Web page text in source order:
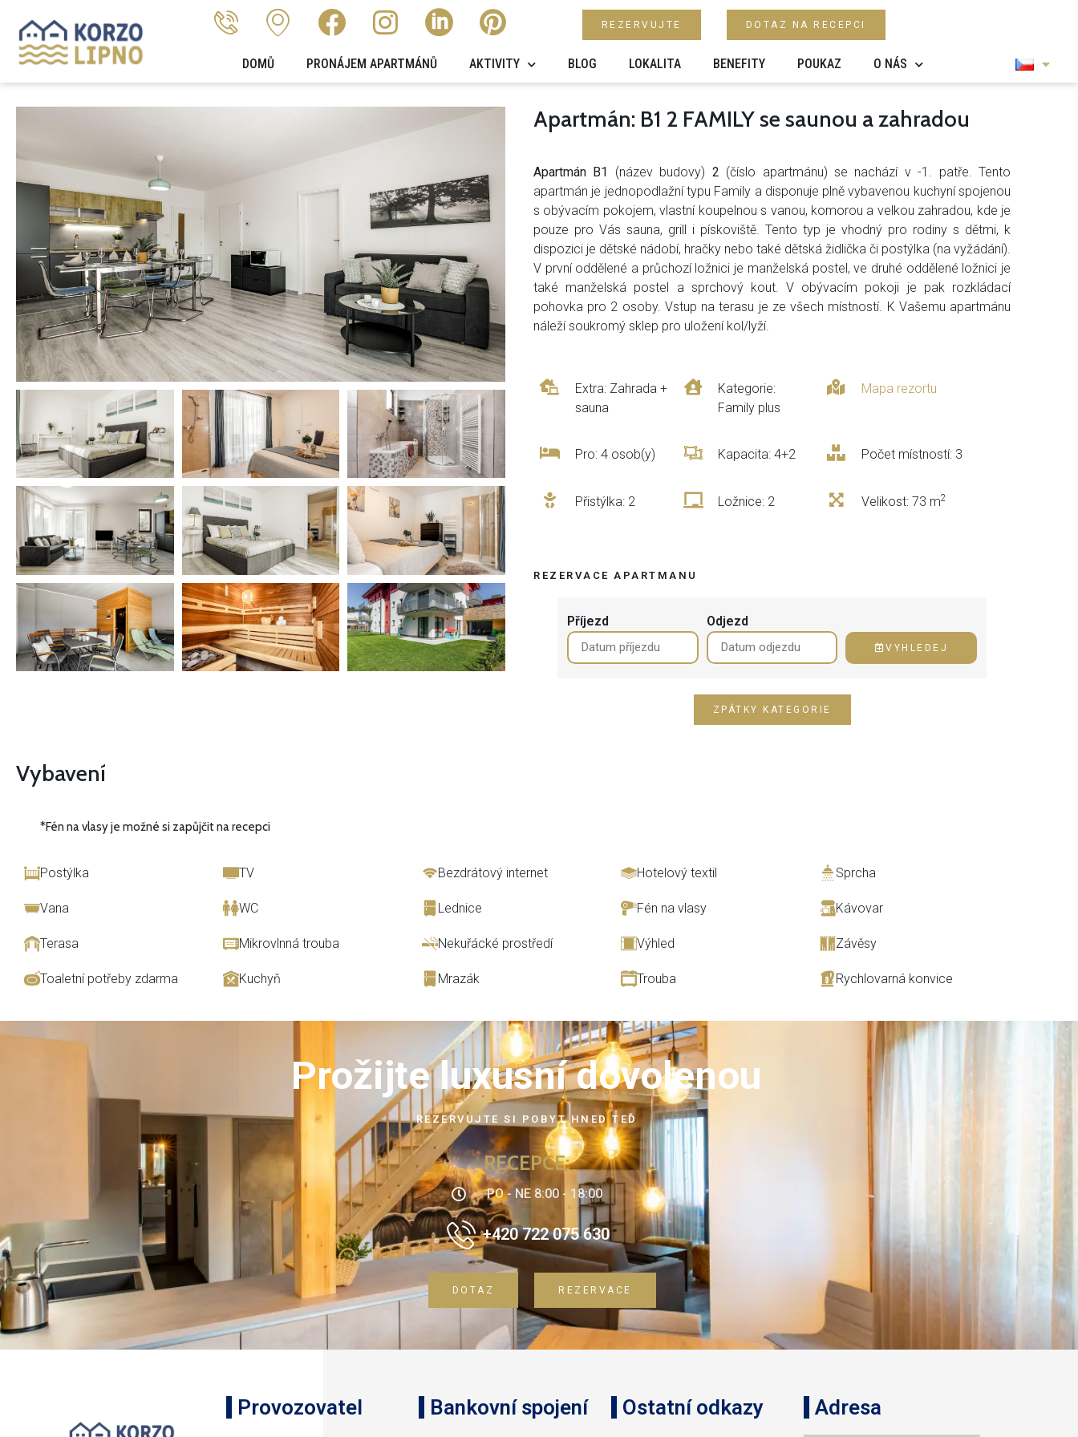
REZERVUJTE DOTAZ NA RECEPCI
DOMŮ PRONÁJEM APARTMÁNŮ AKTIVITY BLOG LOKALITA BENEFITY POUKAZ O NÁS
Apartmán: B1 2 FAMILY se saunou a zahradou
Apartmán B1 (název budovy) 2 (číslo apartmánu) se nachází v -1. patře. Tento
apartmán je jednopodlažní typu Family a disponuje plně vybavenou kuchyní spojenou
s obývacím pokojem, vlastní koupelnou s vanou, komorou a velkou zahradou, kde je
pouze pro Vás sauna, grill i pískoviště. Tento typ je vhodný pro rodiny s dětmi, k
dispozici je dětské nádobí, hračky nebo také dětská židlička či postýlka (na vyžádání).
V první oddělené a průchozí ložnici je manželská postel, ve druhé oddělené ložnici je
také manželská postel a sprchový kout. V obývacím pokoji je pak rozkládací
pohovka pro 2 osoby. Vstup na terasu je ze všech místností. K Vašemu apartmánu
náleží soukromý sklep pro uložení kol/lyží.
Extra: Zahrada +
sauna
Kategorie:
Family plus
Mapa rezortu
Pro: 4 osob(y) Kapacita: 4+2 Počet místností: 3
Přistýlka: 2 Ložnice: 2 Velikost: 73 m2
REZERVACE APARTMANU
Příjezd Odjezd
VYHLEDEJ
ZPÁTKY KATEGORIE
Vybavení
*Fén na vlasy je možné si zapůjčit na recepci
Postýlka TV Bezdrátový internet Hotelový textil Sprcha
Vana WC Lednice Fén na vlasy Kávovar
Terasa Mikrovlnná trouba Nekuřácké prostředí Výhled Závěsy
Toaletní potřeby zdarma Kuchyň Mrazák Trouba Rychlovarná konvice
Prožijte luxusní dovolenou
REZERVUJTE SI POBYT HNED TEĎ
RECEPCE:
PO - NE 8:00 - 18:00
+420 722 075 630
DOTAZ REZERVACE
Provozovatel Bankovní spojení Ostatní odkazy Adresa